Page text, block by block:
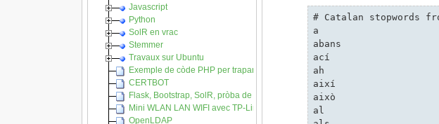
Javascript
Python
SolR en vrac
Stemmer
Travaux sur Ubuntu
Exemple de còde PHP per trapar l'API REST del Congrès
CERTBOT
Flask, Bootstrap, SolR, pròba de concèpte
Mini WLAN LAN WIFI avec TP-Link MR3020
OpenLDAP
# Catalan stopwords
a
abans
ací
ah
així
això
al